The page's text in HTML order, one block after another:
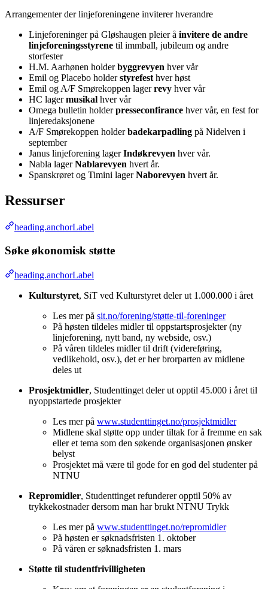
Arrangementer der linjeforeningene inviterer hverandre
Linjeforeninger på Gløshaugen pleier å invitere de andre
linjeforeningsstyrene til immball, jubileum og andre
storfester
H.M. Aarhønen holderbyggrevyen hver vår
Emil og Placebo holderstyrefesthver høst
Emil og A/F Smørekoppen lagerrevy hver vår
HC lagermusikal hver vår
Omega bulletin holderpresseconfirance hver vår, en fest for
linjeredaksjonene
A/F Smørekoppen holderbadekarpadling på Nidelven i
september
Janus linjeforening lagerIndøkrevyen hver vår.
Nabla lagerNablarevyen hvert år.
Spanskrøret og Timini lagerNaborevyen hvert år.
Ressurser
heading.anchorLabel
Søke økonomisk støtte
heading.anchorLabel
Kulturstyret, SiT ved Kulturstyret deler ut 1.000.000 i året
Les mer på sit.no/forening/støtte-til-foreninger
På høsten tildeles midler til oppstartsprosjekter (ny
linjeforening, nytt band, ny webside, osv.)
På våren tildeles midler til drift (videreføring,
vedlikehold, osv.), det er her brorparten av midlene
deles ut
Prosjektmidler, Studenttinget deler ut opptil 45.000 i året til
nyoppstartede prosjekter
Les mer på www.studenttinget.no/prosjektmidler
Midlene skal støtte opp under tiltak for å fremme en sak
eller et tema som den søkende organisasjonen ønsker
belyst
Prosjektet må være til gode for en god del studenter på
NTNU
Repromidler, Studenttinget refunderer opptil 50% av
trykkekostnader dersom man har brukt NTNU Trykk
Les mer på www.studenttinget.no/repromidler
På høsten er søknadsfristen 1. oktober
På våren er søknadsfristen 1. mars
Støtte til studentfrivilligheten